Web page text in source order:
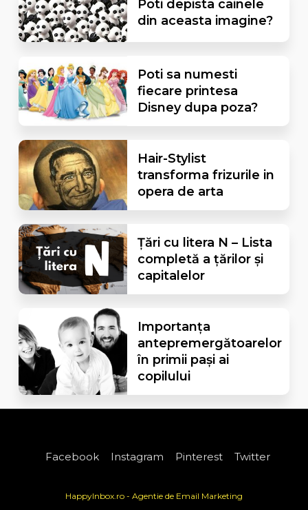
Poti depista cainele
din aceasta imagine?
Poti sa numesti
fiecare printesa
Disney dupa poza?
Hair-Stylist
transforma frizurile in
opera de arta
Țări cu litera N – Lista
completă a țărilor și
capitalelor
Importanța
antepremergătoarelor
în primii pași ai
copilului
Facebook Instagram Pinterest Twitter
HappyInbox.ro - Agentie de Email Marketing